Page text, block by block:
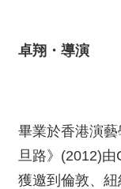
卓翔・導演
畢業於香港演
旦路》(2012)
獲邀到倫敦、